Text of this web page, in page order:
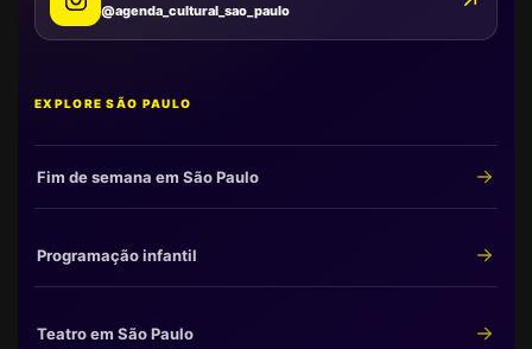
@agenda_cultural_sao_paulo
EXPLORE SÃO PAULO
Fim de semana em São Paulo
Programação infantil
Teatro em São Paulo